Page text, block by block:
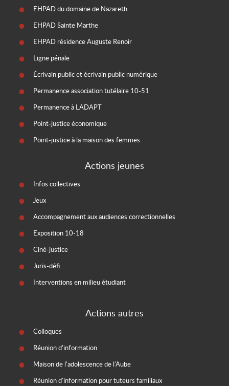
EHPAD du domaine de Nazareth
EHPAD Sainte Marthe
EHPAD résidence Auguste Renoir
Ligne pénale
Écrivain public et écrivain public numérique
Permanence association tutélaire 10-51
Permanence à LADAPT
Point-justice économique
Point-justice à la maison des femmes
Actions jeunes
Infos collectives
Jeux
Accompagnement aux audiences correctionnelles
Exposition 10-18
Ciné-justice
Juris-défi
Interventions en milieu étudiant
Actions autres
Colloques
Réunion d’information
Maison de l'adolescence de l'Aube
Réunion d'information pour tuteurs familiaux